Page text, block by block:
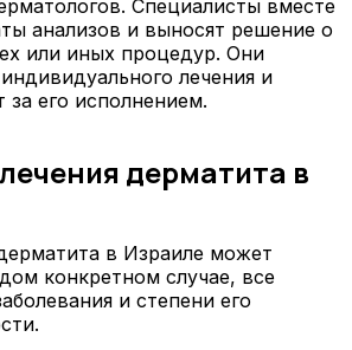
Специалисты вместе
анализов и выносят решение о
или иных процедур. Они
лечения и
за его исполнением.
дерматита в
в Израиле может
конкретном случае, все
и степени его